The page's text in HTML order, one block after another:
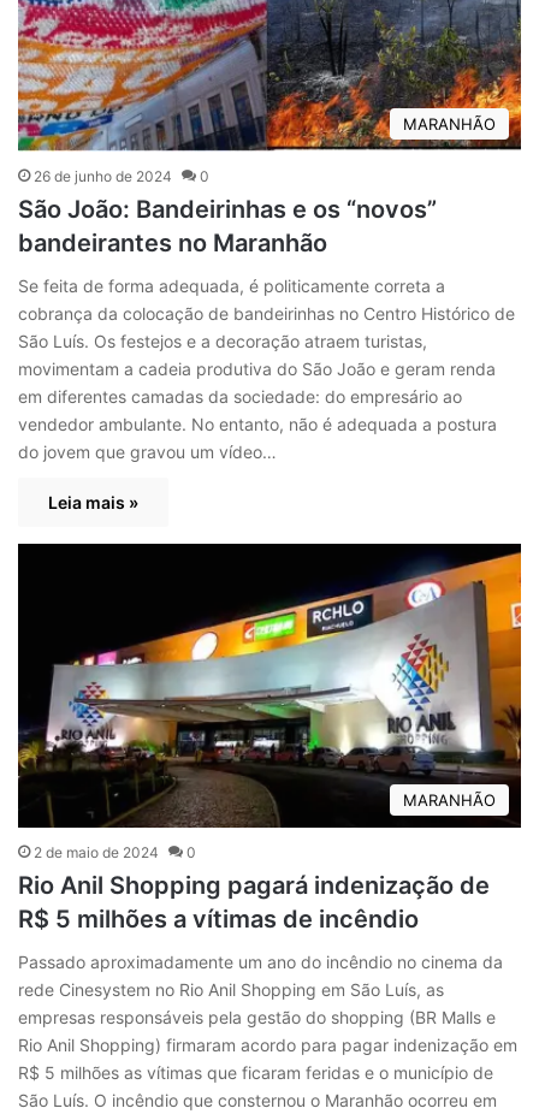
MARANHÃO
26 de junho de 2024 0
São João: Bandeirinhas e os “novos”
bandeirantes no Maranhão
Se feita de forma adequada, é politicamente correta a
cobrança da colocação de bandeirinhas no Centro Histórico de
São Luís. Os festejos e a decoração atraem turistas,
movimentam a cadeia produtiva do São João e geram renda
em diferentes camadas da sociedade: do empresário ao
vendedor ambulante. No entanto, não é adequada a postura
do jovem que gravou um vídeo…
Leia mais »
MARANHÃO
2 de maio de 2024 0
Rio Anil Shopping pagará indenização de
R$ 5 milhões a vítimas de incêndio
Passado aproximadamente um ano do incêndio no cinema da
rede Cinesystem no Rio Anil Shopping em São Luís, as
empresas responsáveis pela gestão do shopping (BR Malls e
Rio Anil Shopping) firmaram acordo para pagar indenização em
R$ 5 milhões as vítimas que ficaram feridas e o município de
São Luís. O incêndio que consternou o Maranhão ocorreu em